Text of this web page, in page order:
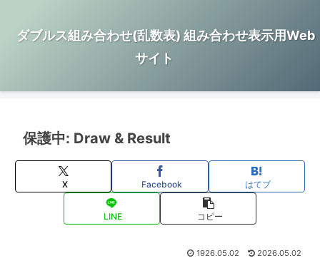
ダブルス組み合わせ(乱数表) 組み合わせ表示用Web
サイト
保護中: Draw & Result
X Facebook はてブ
LINE コピー
1926.05.02 2026.05.02